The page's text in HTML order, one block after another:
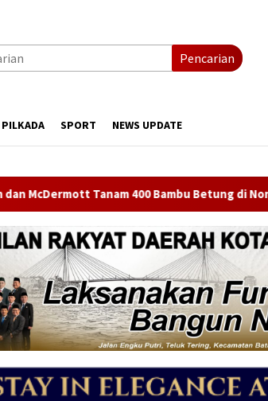
Pencarian
PILKADA SPORT NEWS UPDATE
400 Bambu Betung di Nongsa, Jaga Sumber